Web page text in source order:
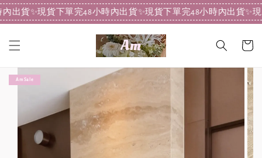
出貨✨現貨下單完48小時內出貨✨現貨下單完48小時內出貨✨現
Am Sale